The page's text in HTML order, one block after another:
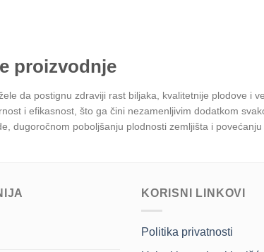
proizvodnje
da postignu zdraviji rast biljaka, kvalitetnije plodove i
i efikasnost, što ga čini nezamenljivim dodatkom
dugoročnom poboljšanju plodnosti zemljišta i
KORISNI LINKOVI
Politika privatnosti